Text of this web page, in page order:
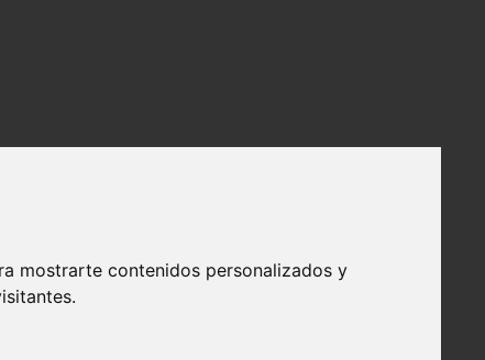
mostrarte contenidos personalizados y